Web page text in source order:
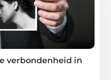
verbondenheid in